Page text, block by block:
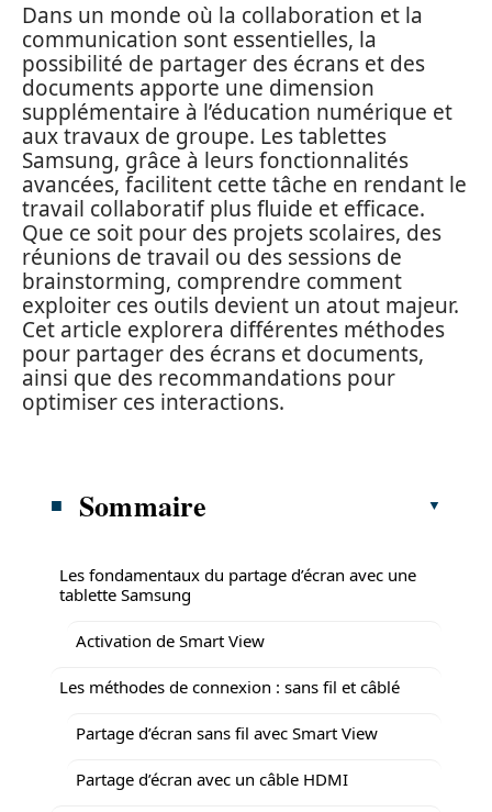
Dans un monde où la collaboration et la
communication sont essentielles, la
possibilité de partager des écrans et des
documents apporte une dimension
supplémentaire à l’éducation numérique et
aux travaux de groupe. Les tablettes
Samsung, grâce à leurs fonctionnalités
avancées, facilitent cette tâche en rendant le
travail collaboratif plus fluide et efficace.
Que ce soit pour des projets scolaires, des
réunions de travail ou des sessions de
brainstorming, comprendre comment
exploiter ces outils devient un atout majeur.
Cet article explorera différentes méthodes
pour partager des écrans et documents,
ainsi que des recommandations pour
optimiser ces interactions.
Sommaire
Les fondamentaux du partage d’écran avec une
tablette Samsung
Activation de Smart View
Les méthodes de connexion : sans fil et câblé
Partage d’écran sans fil avec Smart View
Partage d’écran avec un câble HDMI